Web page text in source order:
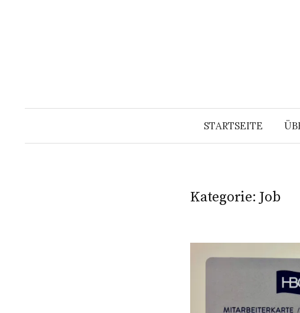
STARTSEITE
Kategorie: Job